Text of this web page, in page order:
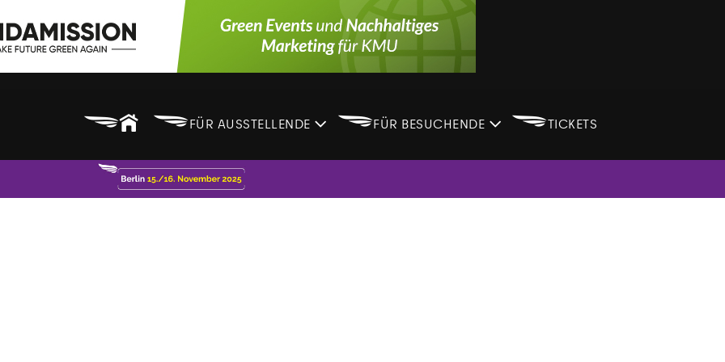
B BFÜR AUSSTELLENDE BFÜR BESUCHENDE BTICKETS